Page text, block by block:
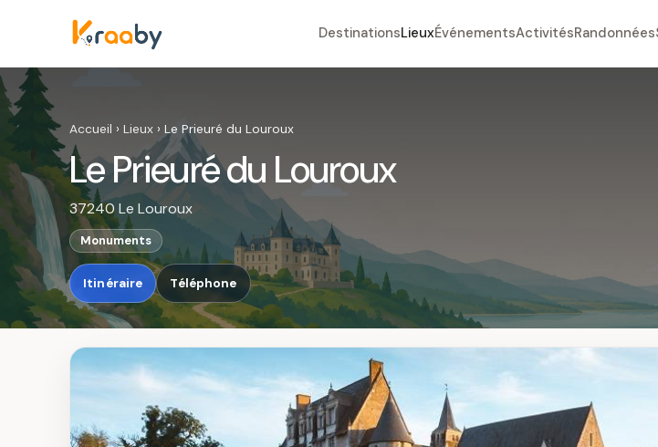
DestinationsLieuxÉvénementsActivitésRandonnées
Accueil › Lieux › Le Prieuré du Louroux
Le Prieuré du Louroux
37240 Le Louroux
Monuments
Itinéraire Téléphone